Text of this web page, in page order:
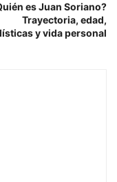
es Juan Soriano?
Trayectoria, edad,
y vida personal